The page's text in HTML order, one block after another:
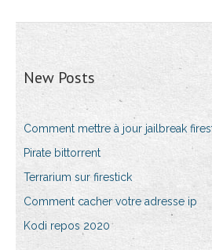
New Posts
Comment mettre à jour jailbreak
Pirate bittorrent
Terrarium sur firestick
Comment cacher votre adresse ip
Kodi repos 2020